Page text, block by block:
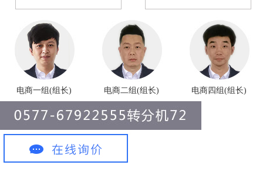
电商一组(组长) 电商二组(组长) 电商四组(组长)